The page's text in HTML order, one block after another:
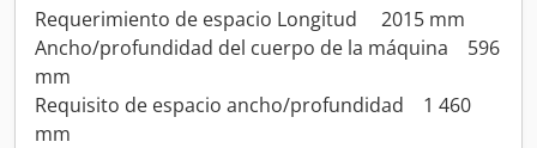
Requerimiento de espacio Longitud 2015 mm
Ancho/profundidad del cuerpo de la máquina 596
mm
Requisito de espacio ancho/profundidad 1 460
mm